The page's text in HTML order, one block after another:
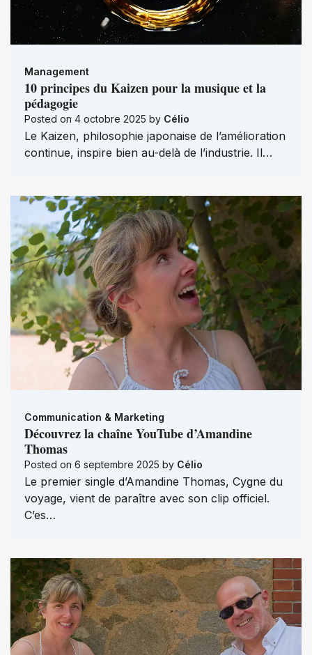
Management
10 principes du Kaizen pour la musique et la
pédagogie
Posted on 4 octobre 2025 by Célio
Le Kaizen, philosophie japonaise de l’amélioration
continue, inspire bien au-delà de l’industrie. Il…
Communication & Marketing
Découvrez la chaîne YouTube d’Amandine
Thomas
Posted on 6 septembre 2025 by Célio
Le premier single d’Amandine Thomas, Cygne du
voyage, vient de paraître avec son clip officiel.
C’es…